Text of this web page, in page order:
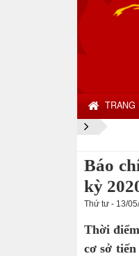
TRANG
Báo
kỳ
Thứ tư - 13/
Thời
cơ sở